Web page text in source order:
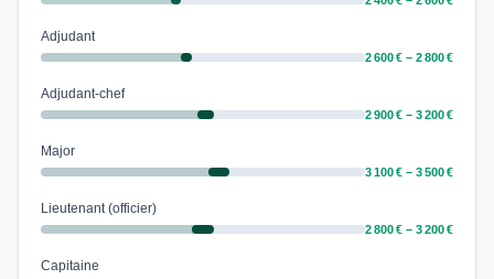
Adjudant
2 600 € – 2 800 €
Adjudant-chef
2 900 € – 3 200 €
Major
3 100 € – 3 500 €
Lieutenant (officier)
2 800 € – 3 200 €
Capitaine